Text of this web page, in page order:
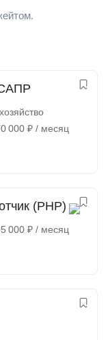
000 ₽ / месяц
(PHP)
000 ₽ / месяц